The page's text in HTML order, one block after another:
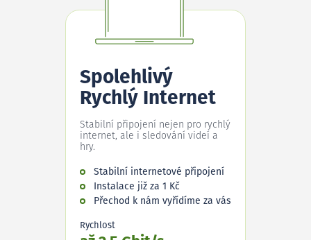
Spolehlivý
Rychlý Internet
Stabilní připojení nejen pro rychlý
internet, ale i sledování videí a
hry.
Stabilní internetové připojení
Instalace již za 1 Kč
Přechod k nám vyřídíme za vás
Rychlost